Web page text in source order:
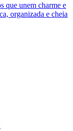
que unem charme e
organizada e cheia